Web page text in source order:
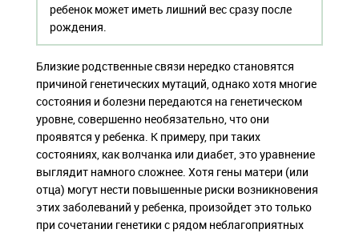
ребенок может иметь лишний вес сразу после
рождения.
Близкие родственные связи нередко становятся
причиной генетических мутаций, однако хотя многие
состояния и болезни передаются на генетическом
уровне, совершенно необязательно, что они
проявятся у ребенка. К примеру, при таких
состояниях, как волчанка или диабет, это уравнение
выглядит намного сложнее. Хотя гены матери (или
отца) могут нести повышенные риски возникновения
этих заболеваний у ребенка, произойдет это только
при сочетании генетики с рядом неблагоприятных